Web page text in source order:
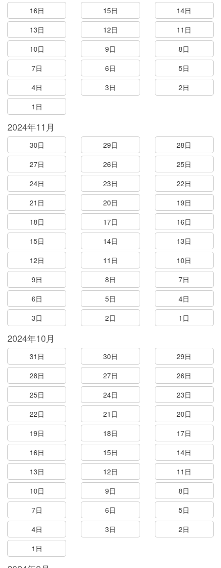
16日
15日
14日
13日
12日
11日
10日
9日
8日
7日
6日
5日
4日
3日
2日
1日
2024年11月
30日 29日
28日
27日
26日
25日
24日
23日
22日
21日
20日
19日
18日
17日
16日
15日
14日
13日
12日
11日
10日
9日
8日
7日
6日
5日
4日
3日
2日 1日
2024年10月
31日 30日
29日
28日
27日
26日
25日
24日
23日
22日
21日
20日
19日
18日
17日
16日
15日
14日
13日
12日
11日
10日
9日
8日
7日
6日
5日
4日
3日
2日
1日